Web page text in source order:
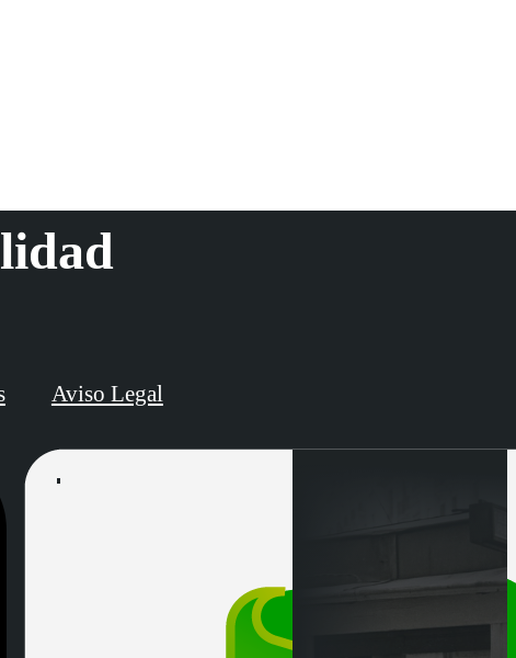
Aviso Legal